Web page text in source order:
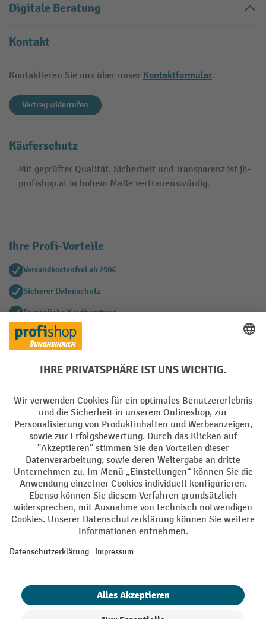
Digitale Beratung
Kontakt
Kontaktieren Sie uns über unser Kontaktformular.
Vertrag widerrufen
Käuferschutz
Mit geprüfter Qualität, Sicherheit und Transparenz ist jh-
profishop.at in hohem Maße vertrauenswürdig.
Ihre Profi-Vorteile
Versandkostenfrei ab 250€
Sicherer Datenschutz
Persönliche Kaufberatung
Käuferschutz - Trusted Shops
Zahlungsarten
Creditcard (Master)Creditcard (Visa)
EPS
PayPal Rechnung Vorkasse
Soziale Netzwerke
Facebook
YouTube
LinkedIn
Instagram
AGB Impressum Datenschutz
Alle Preise exkl. gesetzl. Mehrwertsteuer zzgl.
und ggf.